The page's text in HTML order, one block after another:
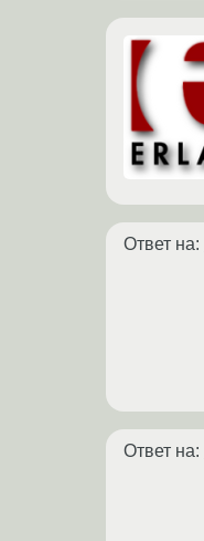
Ответ на:
Ответ на: